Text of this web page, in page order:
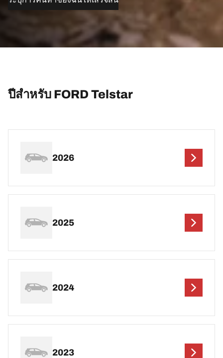
ปีสำหรับ FORD Telstar
2026
2025
2024
2023